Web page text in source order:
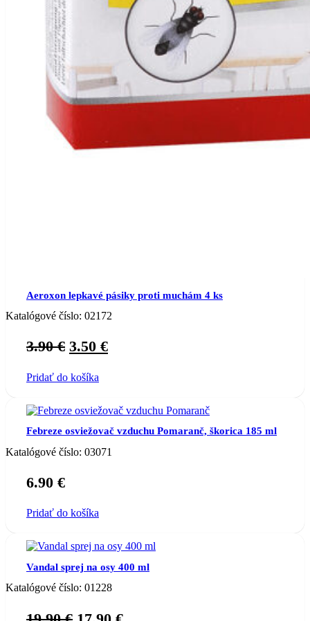
Aeroxon lepkavé pásiky proti muchám 4 ks
Katalógové číslo: 02172
3.90€ Original
was:
3.50 €Current
Pridať do košíka
Febreze osviežovač vzduchu Pomaranč, škorica 185 ml
Katalógové číslo: 03071
6.90 €
Pridať do košíka
Vandal sprej na osy 400 ml
Katalógové číslo: 01228